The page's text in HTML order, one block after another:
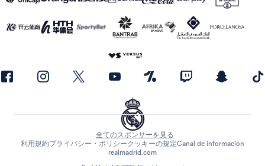
全てのスポンサーを見る
利用規約プライバシー・ポリシークッキーの規定Canal de información
realmadrid.com